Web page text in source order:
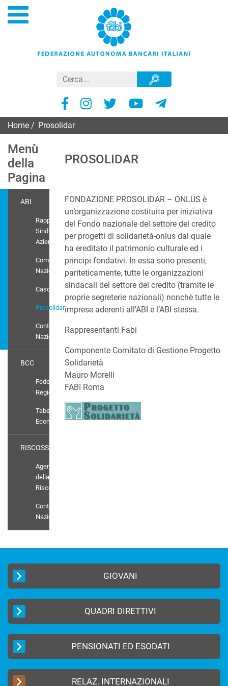
Home Prosolidar
Menù
della
Pagina
ABI
Rappr.
Sind.
Aziendali
Comunicati
Nazionali
Casdic
Prosolidar
Contratto
Nazionale
BCC
Federazioni
Regionali
Tabelle
Economiche
RISCOSSIONE
Agenti
della
Riscossione
Contratto
Nazionale
PROSOLIDAR
FONDAZIONE PROSOLIDAR – ONLUS è
un’organizzazione costituita per iniziativa
del Fondo nazionale del settore del credito
per progetti di solidarietà-onlus dal quale
ha ereditato il patrimonio culturale ed i
principi fondativi. In essa sono presenti,
pariteticamente, tutte le organizzazioni
sindacali del settore del credito (tramite le
proprie segreterie nazionali) nonchè tutte le
imprese aderenti all’ABI e l’ABI stessa.
Rappresentanti Fabi
Componente Comitato di Gestione Progetto
Solidarietà
Mauro Morelli
FABI Roma
GIOVANI
QUADRI DIRETTIVI
PENSIONATI ED ESODATI
RELAZ. INTERNAZIONALI